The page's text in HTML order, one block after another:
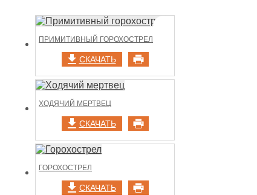
ПРИМИТИВНЫЙ ГОРОХОСТРЕЛ
СКАЧАТЬ
ХОДЯЧИЙ МЕРТВЕЦ
СКАЧАТЬ
ГОРОХОСТРЕЛ
СКАЧАТЬ